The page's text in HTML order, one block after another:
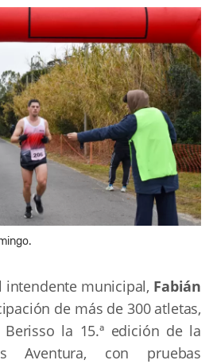
intendente municipal, Fabián
de más de 300 atletas,
la 15.ª edición de la
Aventura, con pruebas